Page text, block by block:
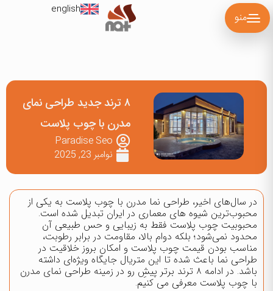
منو
english
۸ ترند جدید طراحی نمای
مدرن با چوب پلاست
Paradise Seo
نوامبر 23, 2025
در سال‌های اخیر، طراحی نما مدرن با چوب پلاست به یکی از
محبوب‌ترین شیوه های معماری در ایران تبدیل شده است.
محبوبیت چوب پلاست فقط به زیبایی و حس طبیعی آن
محدود نمی‌شود؛ بلکه دوام بالا، مقاومت در برابر رطوبت،
مناسب بودن قیمت چوب پلاست و امکان بروز خلاقیت در
طراحی نما باعث شده تا این متریال جایگاه ویژه‌ای داشته
باشد. در ادامه ۸ ترند برتر پیشِ رو در زمینه طراحی نمای مدرن
با چوب پلاست معرفی می کنیم.